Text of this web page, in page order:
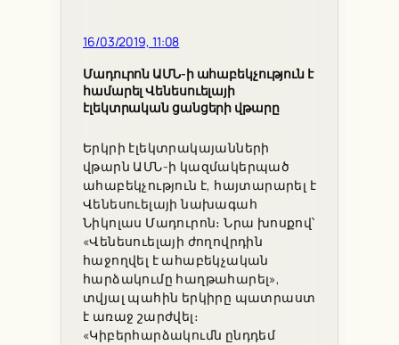
16/03/2019, 11:08
Մադուրոն ԱՄՆ-ի ահաբեկչություն է
համարել Վենեսուելայի
էլեկտրական ցանցերի վթարը
Երկրի էլեկտրակայանների
վթարն ԱՄՆ-ի կազմակերպած
ահաբեկչություն է, հայտարարել է
Վենեսուելայի նախագահ
Նիկոլաս Մադուրոն։ Նրա խոսքով՝
«Վենեսուելայի ժողովրդին
հաջողվել է ահաբեկչական
հարձակումը հաղթահարել»,
տվյալ պահին երկիրը պատրաստ
է առաջ շարժվել։
«Կիբերհարձակումն ընդդեմ